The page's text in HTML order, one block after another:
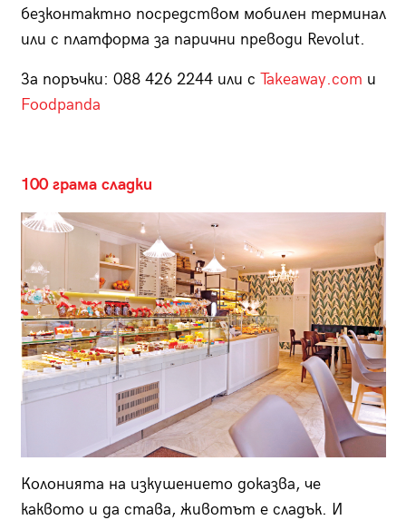
безконтактно посредством мобилен терминал
или с платформа за парични преводи Revolut.
За поръчки: 088 426 2244 или с Takeaway.com и
Foodpanda
100 грама сладки
Колонията на изкушението доказва, че
каквото и да става, животът е сладък. И